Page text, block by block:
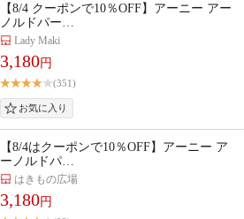
【8/4 クーポンで10％OFF】アーニー アー
ノルドパー…
Lady Maki
3,180円
(351)
【8/4はクーポンで10％OFF】アーニー ア
ーノルドパ…
はきもの広場
3,180円